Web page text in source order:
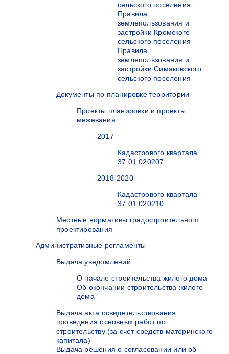
сельского поселения
Правила
землепользования и
застройки Кромского
сельского поселения
Правила
землепользования и
застройки Симаковского
сельского поселения
Документы по планировке территории
Проекты планировки и проекты
межевания
2017
Кадастрового квартала
37:01:020207
2018-2020
Кадастрового квартала
37:01:020210
Местные нормативы градостроительного
проектирования
Административные регламенты
Выдача уведомлений
О начале строительства жилого дома
Об окончании строительства жилого
дома
Выдача акта освидетельствования
проведения основных работ по
строительству (за счет средств материнского
капитала)
Выдача решения о согласовании или об